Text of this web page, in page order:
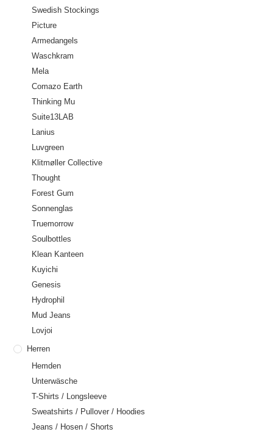
Swedish Stockings
Picture
Armedangels
Waschkram
Mela
Comazo Earth
Thinking Mu
Suite13LAB
Lanius
Luvgreen
Klitmøller Collective
Thought
Forest Gum
Sonnenglas
Truemorrow
Soulbottles
Klean Kanteen
Kuyichi
Genesis
Hydrophil
Mud Jeans
Lovjoi
Herren
Hemden
Unterwäsche
T-Shirts / Longsleeve
Sweatshirts / Pullover / Hoodies
Jeans / Hosen / Shorts